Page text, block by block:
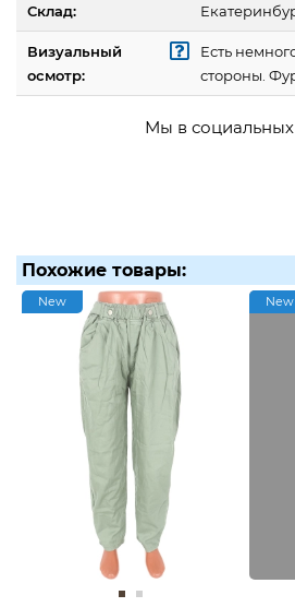
Склад:
Визуальный
осмотр:
Есть
стороны.
Мы в социальных
Похожие товары:
New New